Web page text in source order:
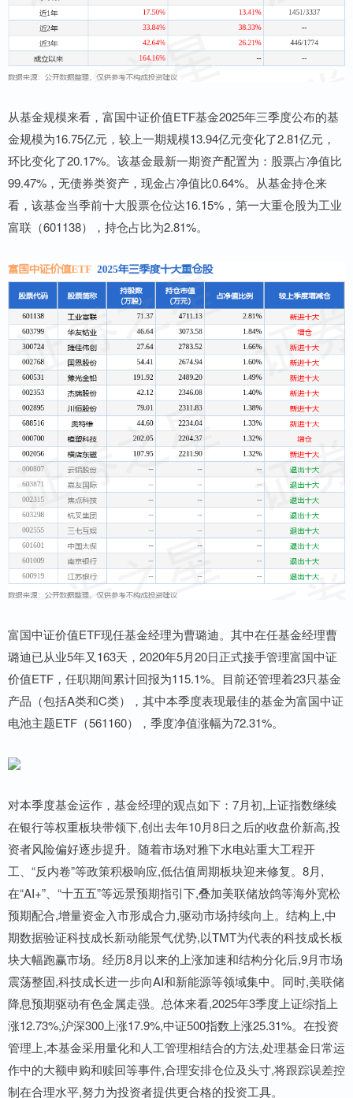
从基金规模来看，富国中证价值ETF基金2025年三季度公布的基
金规模为16.75亿元，较上一期规模13.94亿元变化了2.81亿元，
环比变化了20.17%。该基金最新一期资产配置为：股票占净值比
99.47%，无债券类资产，现金占净值比0.64%。从基金持仓来
看，该基金当季前十大股票仓位达16.15%，第一大重仓股为工业
富联（601138），持仓占比为2.81%。
富国中证价值ETF现任基金经理为曹璐迪。其中在任基金经理曹
璐迪已从业5年又163天，2020年5月20日正式接手管理富国中证
价值ETF，任职期间累计回报为115.1%。目前还管理着23只基金
产品（包括A类和C类），其中本季度表现最佳的基金为富国中证
电池主题ETF（561160），季度净值涨幅为72.31%。
对本季度基金运作，基金经理的观点如下：7月初,上证指数继续
在银行等权重板块带领下,创出去年10月8日之后的收盘价新高,投
资者风险偏好逐步提升。随着市场对雅下水电站重大工程开
工、“反内卷”等政策积极响应,低估值周期板块迎来修复。8月,
在“AI+”、“十五五”等远景预期指引下,叠加美联储放鸽等海外宽松
预期配合,增量资金入市形成合力,驱动市场持续向上。结构上,中
期数据验证科技成长新动能景气优势,以TMT为代表的科技成长板
块大幅跑赢市场。经历8月以来的上涨加速和结构分化后,9月市场
震荡整固,科技成长进一步向AI和新能源等领域集中。同时,美联储
降息预期驱动有色金属走强。总体来看,2025年3季度上证综指上
涨12.73%,沪深300上涨17.9%,中证500指数上涨25.31%。在投资
管理上,本基金采用量化和人工管理相结合的方法,处理基金日常运
作中的大额申购和赎回等事件,合理安排仓位及头寸,将跟踪误差控
制在合理水平,努力为投资者提供更合格的投资工具。